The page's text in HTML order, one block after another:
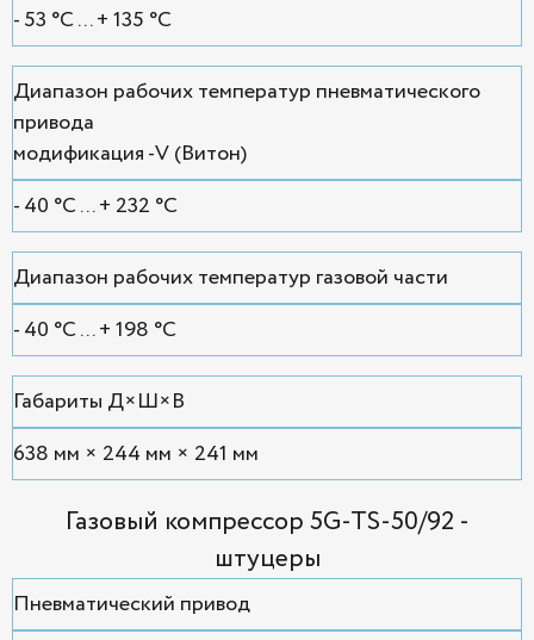
- 53 °С ... + 135 °С
Диапазон рабочих температур пневматического
привода
модификация -V (Витон)
- 40 °С ... + 232 °С
Диапазон рабочих температур газовой части
- 40 °С ... + 198 °С
Габариты Д×Ш×В
638 мм × 244 мм × 241 мм
Газовый компрессор 5G-TS-50/92 -
штуцеры
Пневматический привод